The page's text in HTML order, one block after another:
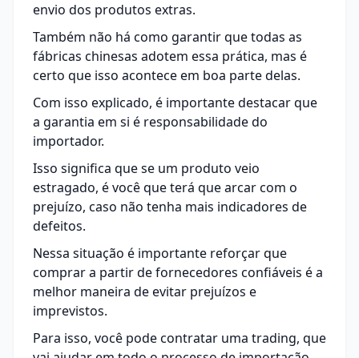
envio dos produtos extras.
Também não há como garantir que todas as
fábricas chinesas adotem essa prática, mas é
certo que isso acontece em boa parte delas.
Com isso explicado, é importante destacar que
a garantia em si é responsabilidade do
importador.
Isso significa que se um produto veio
estragado, é você que terá que arcar com o
prejuízo, caso não tenha mais indicadores de
defeitos.
Nessa situação é importante reforçar que
comprar a partir defornecedores confiáveis é a
melhor maneira de evitar prejuízos e
imprevistos.
Para isso, você pode contratar uma trading, que